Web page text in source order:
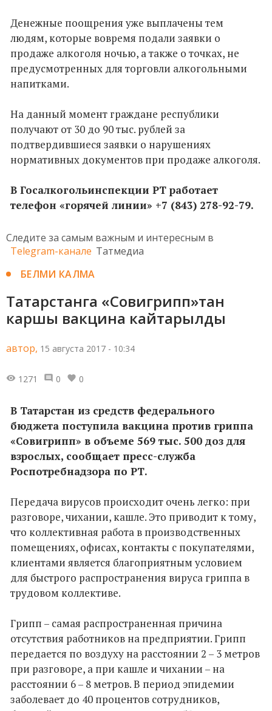
Денежные поощрения уже выплачены тем
людям, которые вовремя подали заявки о
продаже алкоголя ночью, а также о точках, не
предусмотренных для торговли алкогольными
напитками.
На данный момент граждане республики
получают от 30 до 90 тыс. рублей за
подтвердившиеся заявки о нарушениях
нормативных документов при продаже алкоголя.
В Госалкогольинспекции РТ работает
телефон «горячей линии» +7 (843) 278-92-79.
Следите за самым важным и интересным в
Telegram-канале Татмедиа
БЕЛМИ КАЛМА
Татарстанга «Совигрипп»тан
каршы вакцина кайтарылды
автор, 15 августа 2017 - 10:34
1271 0 0
В Татарстан из средств федерального
бюджета поступила вакцина против гриппа
«Совигрипп» в объеме 569 тыс. 500 доз для
взрослых, сообщает пресс-служба
Роспотребнадзора по РТ.
Передача вирусов происходит очень легко: при
разговоре, чихании, кашле. Это приводит к тому,
что коллективная работа в производственных
помещениях, офисах, контакты с покупателями,
клиентами является благоприятным условием
для быстрого распространения вируса гриппа в
трудовом коллективе.
Грипп – самая распространенная причина
отсутствия работников на предприятии. Грипп
передается по воздуху на расстоянии 2 – 3 метров
при разговоре, а при кашле и чихании – на
расстоянии 6 – 8 метров. В период эпидемии
заболевает до 40 процентов сотрудников,